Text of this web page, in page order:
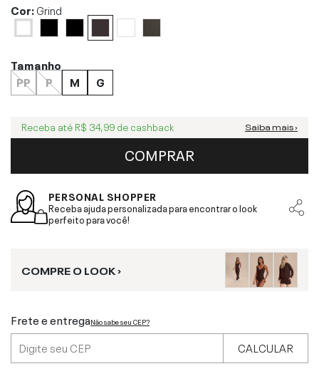
Cor:Grind
Tamanho
PP
P M G
Receba até R$ 34,99 de cashback Saiba mais ›
COMPRAR
PERSONAL SHOPPER
Receba ajuda personalizada para encontrar o look
perfeito para você!
COMPRE O LOOK ›
Frete e entregaNão sabe seu CEP?
CALCULAR